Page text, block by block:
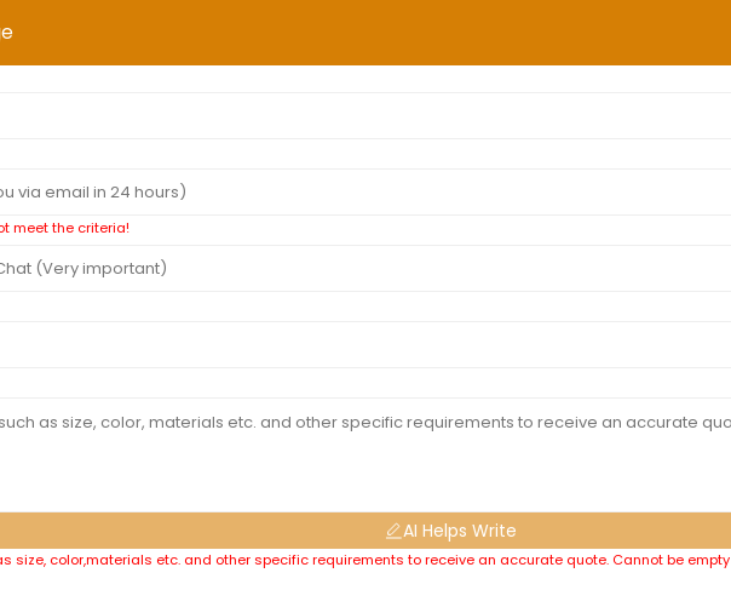
meet the criteria!
size, color,materials etc. and other specific requirements to receive an accurate quote. Cannot be empty
AI Helps Write